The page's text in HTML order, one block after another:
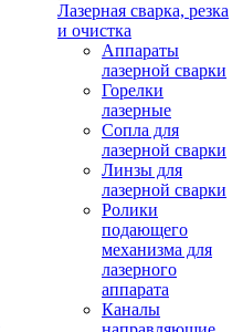
Лазерная сварка, резка
и очистка
Аппараты
лазерной сварки
Горелки
лазерные
Сопла для
лазерной сварки
Линзы для
лазерной сварки
Ролики
подающего
механизма для
лазерного
аппарата
Каналы